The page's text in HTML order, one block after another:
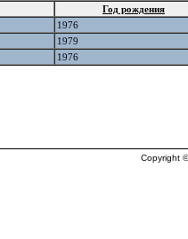
Год рождения
1976
1979
1976
Copyright